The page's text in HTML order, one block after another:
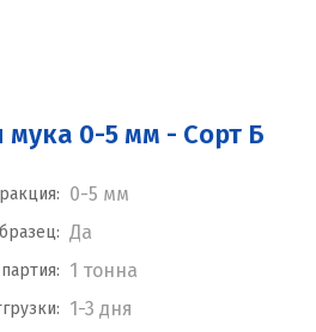
0-5 мм - Сорт Б
0-5 мм
Да
1 тонна
1-3 дня